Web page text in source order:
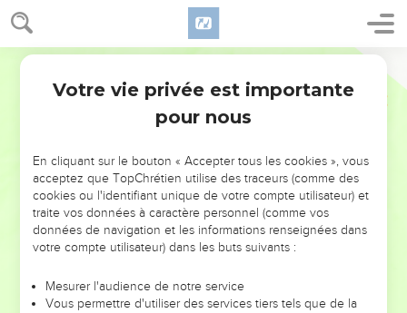
NE MANQUEZ PAS L’ÉVÉNEMENT
DE L’ANNÉE !
ET SI LEURS ERREURS POUVAIENT VOUS ÉVITER LES
VOTRES ?
leur foi ou leur vision. Mais on voit moins les doutes, les erreurs
et les saisons difficiles qu'ils ont traversés, alors même que ce
Votre vie privée est importante
pour nous
En cliquant sur le bouton « Accepter tous les cookies », vous
acceptez que TopChrétien utilise des traceurs (comme des
cookies ou l'identifiant unique de votre compte utilisateur) et
traite vos données à caractère personnel (comme vos
données de navigation et les informations renseignées dans
votre compte utilisateur) dans les buts suivants :
Mesurer l'audience de notre service
Vous permettre d'utiliser des services tiers tels que de la